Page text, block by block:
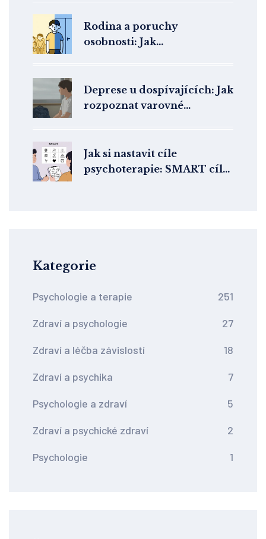
Rodina a poruchy
osobnosti: Jak
Deprese u dospívajících: Jak
rozpoznat varovné
Jak si nastavit cíle
psychoterapie: SMART cíle
Kategorie
Psychologie a terapie 251
Zdraví a psychologie 27
Zdraví a léčba závislostí 18
Zdraví a psychika 7
Psychologie a zdraví 5
Zdraví a psychické zdraví 2
Psychologie 1